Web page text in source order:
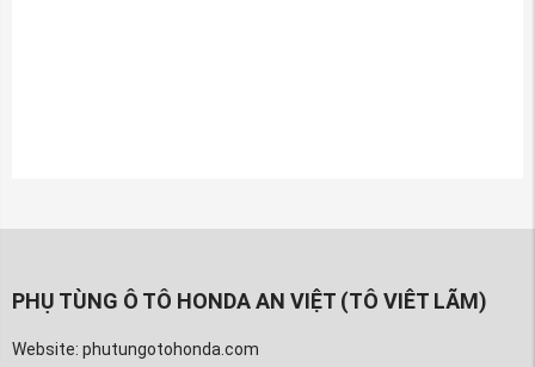
PHỤ TÙNG Ô TÔ HONDA AN VIỆT (TÔ VIÊT LÃM)
Website: phutungotohonda.com